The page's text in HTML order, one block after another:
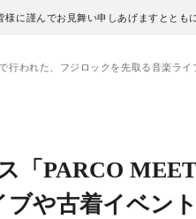
に謹んでお見舞い申しあげますととも
われた、フジロックを先取る音楽ライ
「PARCO
や古着イベン